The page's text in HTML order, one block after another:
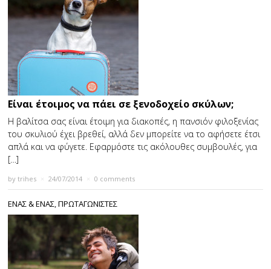
Είναι έτοιμος να πάει σε ξενοδοχείο σκύλων;
Η βαλίτσα σας είναι έτοιμη για διακοπές, η πανσιόν φιλοξενίας
του σκυλιού έχει βρεθεί, αλλά δεν μπορείτε να το αφήσετε έτσι
απλά και να φύγετε. Εφαρμόστε τις ακόλουθες συμβουλές, για
[…]
bytrihes 24/07/2014 0 comments
ΕΝΑΣ & ΕΝΑΣ,ΠΡΩΤΑΓΩΝΙΣΤΕΣ